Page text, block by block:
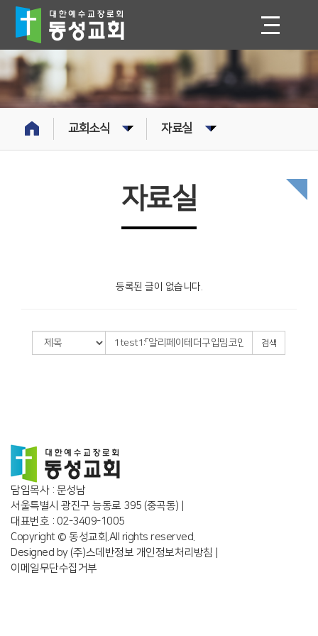
교회소식 자료실
자료실
등록된 글이 없습니다.
검색
담임목사 : 문성남
서울특별시 광진구 능동로 395 (중곡동) |
대표번호 : 02-3409-1005
Copyright © 동성교회.All rights reserved.
Designed by (주)스데반정보 개인정보처리방침
이메일무단수집거부